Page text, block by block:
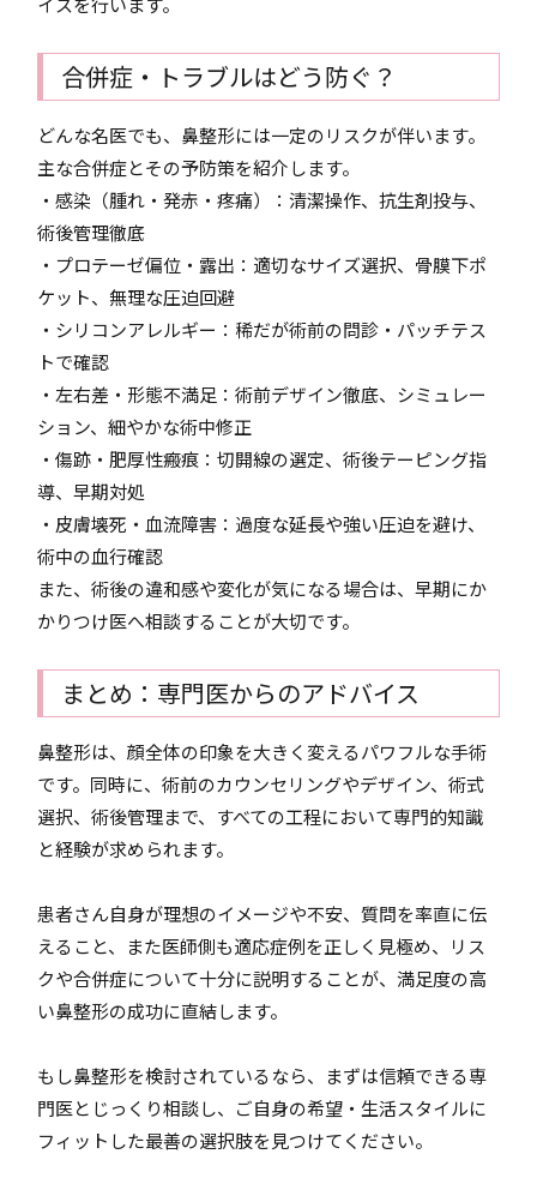
合併症・トラブルはどう防ぐ？
どんな名医でも、鼻整形には一定のリスクが伴います。
主な合併症とその予防策を紹介します。
・感染（腫れ・発赤・疼痛）：清潔操作、抗生剤投与、
術後管理徹底
・プロテーゼ偏位・露出：適切なサイズ選択、骨膜下ポ
ケット、無理な圧迫回避
・シリコンアレルギー：稀だが術前の問診・パッチテス
トで確認
・左右差・形態不満足：術前デザイン徹底、シミュレー
ション、細やかな術中修正
・傷跡・肥厚性瘢痕：切開線の選定、術後テーピング指
導、早期対処
・皮膚壊死・血流障害：過度な延長や強い圧迫を避け、
術中の血行確認
また、術後の違和感や変化が気になる場合は、早期にか
かりつけ医へ相談することが大切です。
まとめ：専門医からのアドバイス
鼻整形は、顔全体の印象を大きく変えるパワフルな手術
です。同時に、術前のカウンセリングやデザイン、術式
選択、術後管理まで、すべての工程において専門的知識
と経験が求められます。
患者さん自身が理想のイメージや不安、質問を率直に伝
えること、また医師側も適応症例を正しく見極め、リス
クや合併症について十分に説明することが、満足度の高
い鼻整形の成功に直結します。
もし鼻整形を検討されているなら、まずは信頼できる専
門医とじっくり相談し、ご自身の希望・生活スタイルに
フィットした最善の選択肢を見つけてください。